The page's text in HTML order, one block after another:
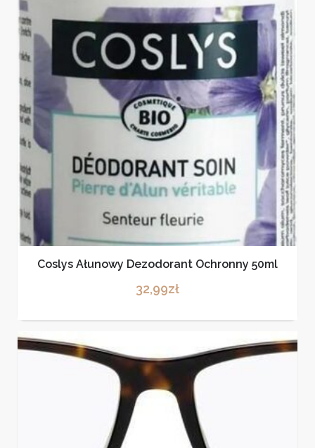
Coslys Ałunowy Dezodorant Ochronny 50ml
32,99zł